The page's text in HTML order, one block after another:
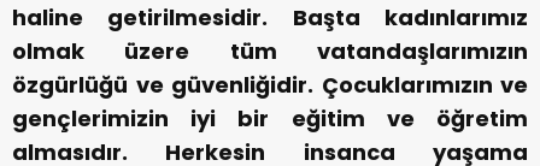
haline getirilmesidir. Başta kadınlarımız
olmak üzere tüm vatandaşlarımızın
özgürlüğü ve güvenliğidir. Çocuklarımızın ve
gençlerimizin iyi bir eğitim ve öğretim
almasıdır. Herkesin insanca yaşama